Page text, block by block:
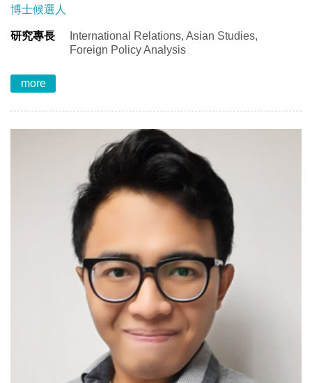
博士候選人
研究專長
International Relations, Asian Studies,
Foreign Policy Analysis
more